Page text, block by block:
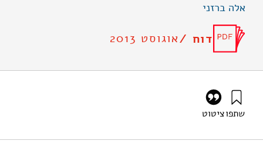
אלה ברזני
דוח /אוגוסט 2013
שתפוציטוט